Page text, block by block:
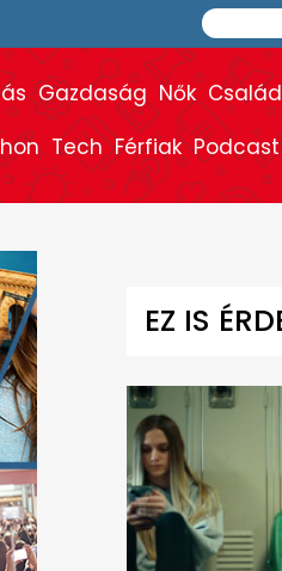
Gazdaság Nők Család
Tech Férfiak Podcast
EZ IS